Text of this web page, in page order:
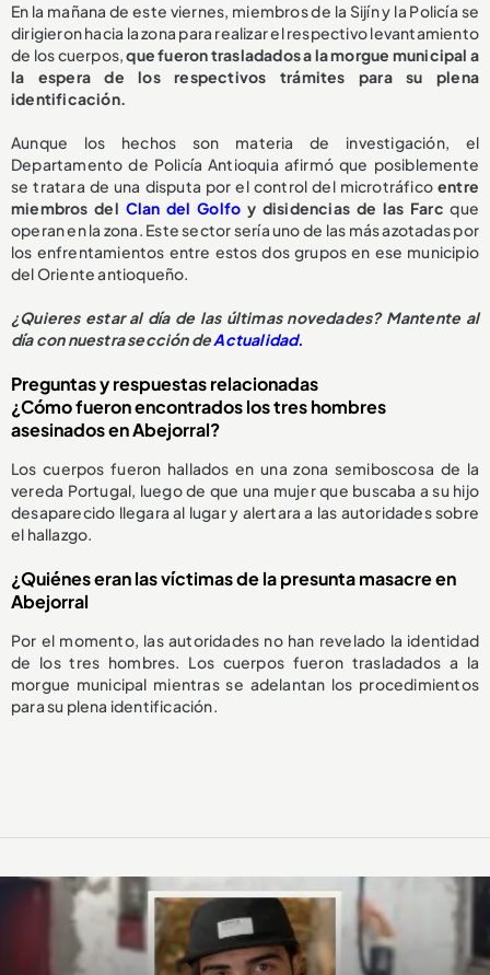
En la mañana de este viernes, miembros de la Sijín y la Policía se
dirigieron hacia la zona para realizar el respectivo levantamiento
de los cuerpos,que fueron trasladados a la morgue municipal a
la espera de los respectivos trámites para su plena
identificación.
Aunque los hechos son materia de investigación, el
Departamento de Policía Antioquia afirmó que posiblemente
se tratara de una disputa por el control del microtráfico entre
miembros del Clan del Golfo y disidencias de las Farcque
operan en la zona. Este sector sería uno de las más azotadas por
los enfrentamientos entre estos dos grupos en ese municipio
del Oriente antioqueño.
¿Quieres estar al día de las últimas novedades? Mantente al
día con nuestra sección deActualidad.
Preguntas y respuestas relacionadas
¿Cómo fueron encontrados los tres hombres
asesinados en Abejorral?
Los cuerpos fueron hallados en una zona semiboscosa de la
vereda Portugal, luego de que una mujer que buscaba a su hijo
desaparecido llegara al lugar y alertara a las autoridades sobre
el hallazgo.
¿Quiénes eran las víctimas de la presunta masacre en
Abejorral
Por el momento, las autoridades no han revelado la identidad
de los tres hombres. Los cuerpos fueron trasladados a la
morgue municipal mientras se adelantan los procedimientos
para su plena identificación.